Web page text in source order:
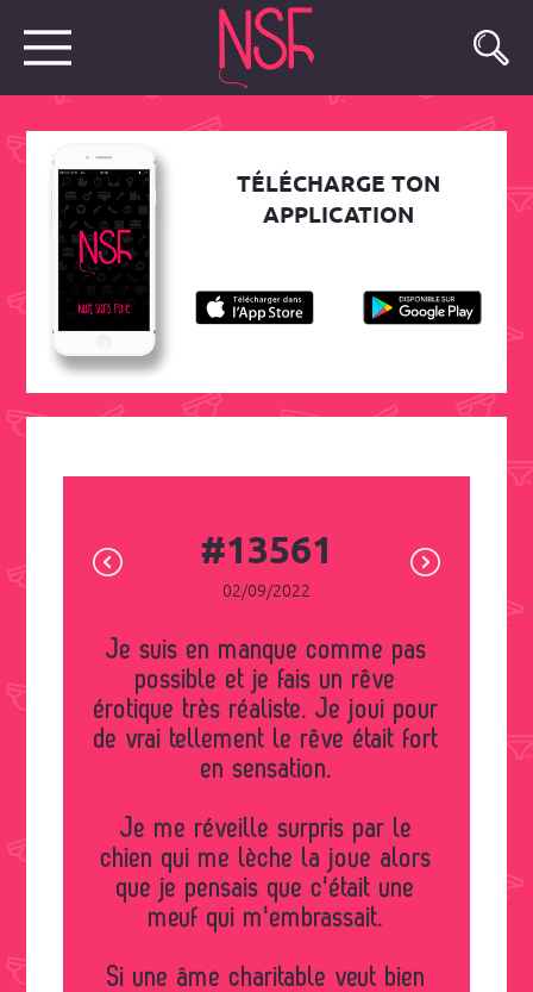
TÉLÉCHARGE TON
APPLICATION
#13561
02/09/2022
Je suis en manque comme pas
possible et je fais un rêve
érotique très réaliste. Je joui pour
de vrai tellement le rêve était fort
en sensation.
Je me réveille surpris par le
chien qui me lèche la joue alors
que je pensais que c'était une
meuf qui m'embrassait.
Si une âme charitable veut bien